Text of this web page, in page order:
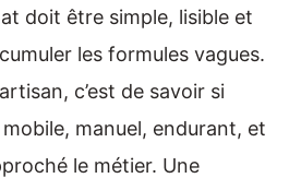
doit être simple, lisible et
les formules vagues.
c’est de savoir si
manuel, endurant, et
le métier. Une